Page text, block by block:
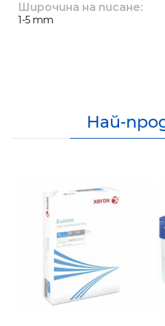
Широчина на писане:
1-5 mm
Най-